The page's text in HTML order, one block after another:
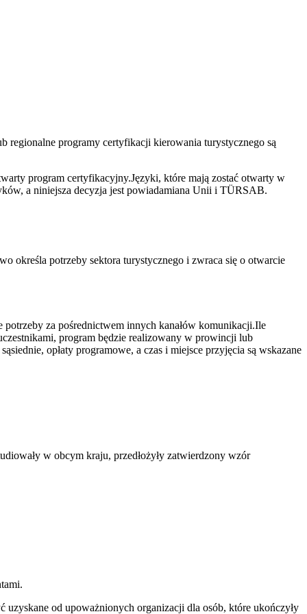
programy certyfikacji kierowania turystycznego są
program certyfikacyjny.Języki, które mają zostać otwarty w
a niniejsza decyzja jest powiadamiana Unii i TÜRSAB.
określa potrzeby sektora turystycznego i zwraca się o otwarcie
za pośrednictwem innych kanałów komunikacji.Ile
program będzie realizowany w prowincji lub
opłaty programowe, a czas i miejsce przyjęcia są wskazane
w obcym kraju, przedłożyły zatwierdzony wzór
od upoważnionych organizacji dla osób, które ukończyły